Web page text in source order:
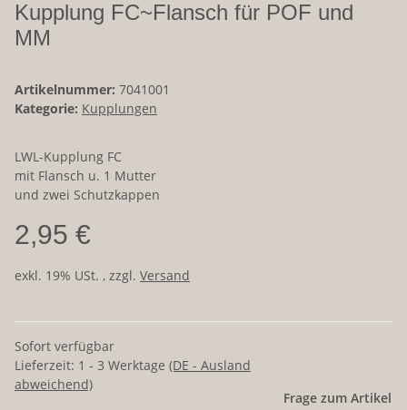
Kupplung FC~Flansch für POF und
MM
Artikelnummer: 7041001
Kategorie: Kupplungen
LWL-Kupplung FC
mit Flansch u. 1 Mutter
und zwei Schutzkappen
2,95 €
exkl. 19% USt. , zzgl. Versand
Sofort verfügbar
Lieferzeit: 1 - 3 Werktage (DE - Ausland
abweichend)
Frage zum Artikel